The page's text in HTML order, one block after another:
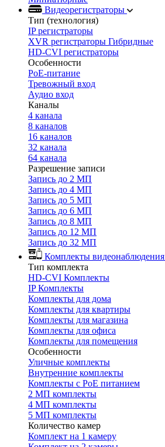
Видеорегистраторы
Тип (технология)
IP регистраторы
XVR регистраторы Гибридные
HD-CVI регистраторы
Особенности
PoE-питание
Тревожный вход
Аудио вход
Каналы
4 канала
8 каналов
16 каналов
32 канала
64 канала
Разрешение записи
Запись до 2 МП
Запись до 4 МП
Запись до 5 МП
Запись до 6 МП
Запись до 8 МП
Запись до 12 МП
Запись до 32 МП
Комплекты видеонаблюдения
Тип комплекта
HD-CVI Комплекты
IP Комплекты
Комплекты для дома
Комплекты для квартиры
Комплекты для магазина
Комплекты для офиса
Комплекты для помещения
Особенности
Уличные комплекты
Внутренние комплекты
Комплекты с PoE питанием
2 МП комплекты
4 МП комплекты
5 МП комплекты
Количество камер
Комплект на 1 камеру